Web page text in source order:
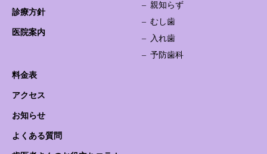
診療方針
医院案内
親知らず
むし歯
入れ歯
予防歯科
料金表
アクセス
お知らせ
よくある質問